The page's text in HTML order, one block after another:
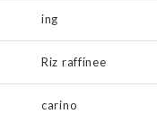
ing
Riz raffinee
carino